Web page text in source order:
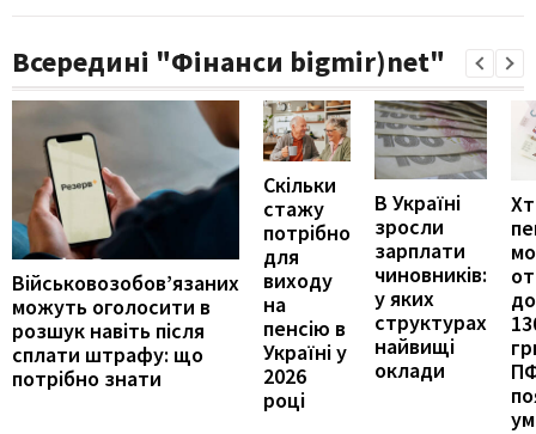
Всередині "Фінанси bigmir)net"
Військовозобов’язаних
можуть оголосити в
розшук навіть після
сплати штрафу: що
потрібно знати
Скільки
стажу
потрібно
для
виходу
на
пенсію в
Україні у
2026
році
В Україні
зросли
зарплати
чиновників:
у яких
структурах
найвищі
оклади